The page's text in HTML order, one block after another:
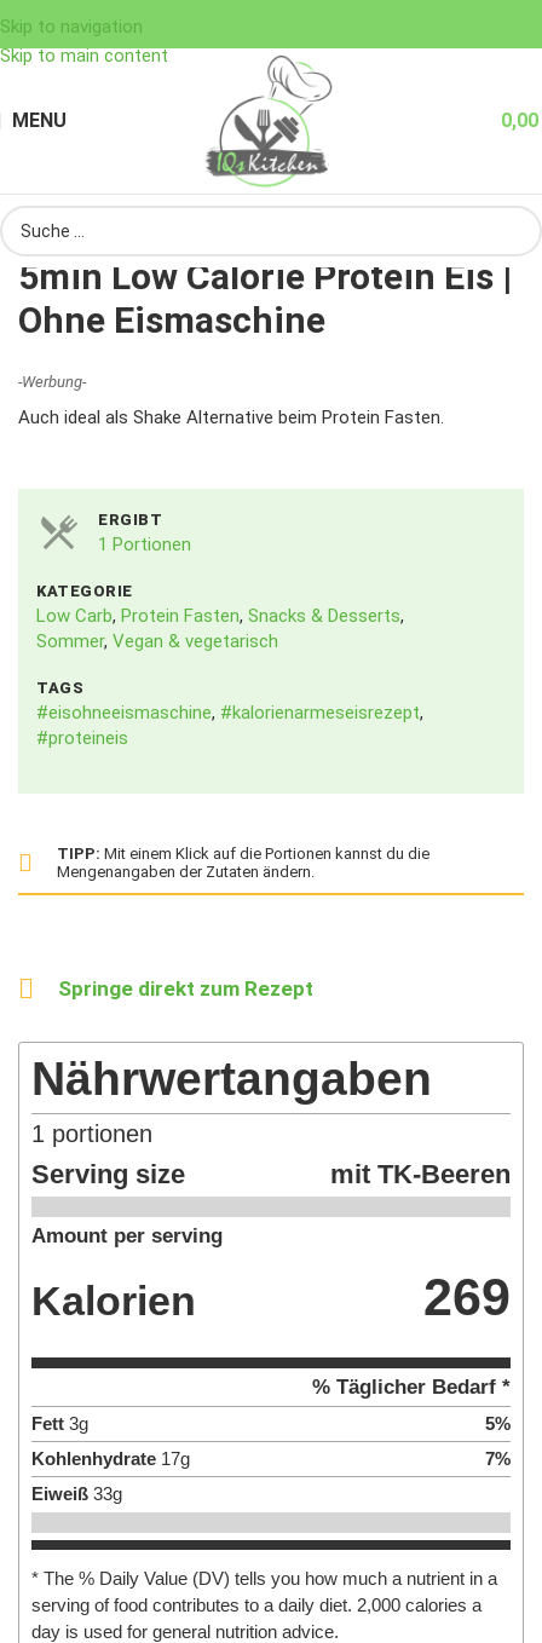
Skip to navigation
Skip to main content
MENU 0,00
5min Low Calorie Protein Eis |
Ohne Eismaschine
-Werbung-
Auch ideal als Shake Alternative beim Protein Fasten.
ERGIBT
1 Portionen
KATEGORIE
Low Carb, Protein Fasten, Snacks & Desserts,
Sommer, Vegan & vegetarisch
TAGS
#eisohneeismaschine, #kalorienarmeseisrezept,
#proteineis
TIPP: Mit einem Klick auf die Portionen kannst du die
Mengenangaben der Zutaten ändern.
Springe direkt zum Rezept
Nährwertangaben
1 portionen
Serving size mit TK-Beeren
Amount per serving
Kalorien 269
% Täglicher Bedarf *
Fett 3g 5%
Kohlenhydrate 17g 7%
Eiweiß 33g
* The % Daily Value (DV) tells you how much a nutrient in a
serving of food contributes to a daily diet. 2,000 calories a
day is used for general nutrition advice.